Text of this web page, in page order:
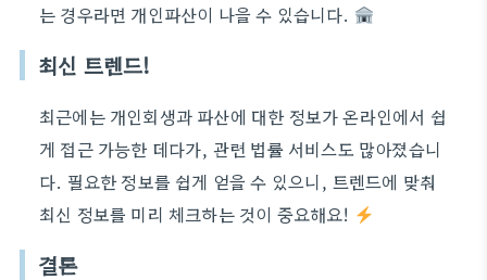
는 경우라면 개인파산이 나을 수 있습니다.
최신 트렌드!
최근에는 개인회생과 파산에 대한 정보가 온라인에서 쉽
게 접근 가능한 데다가, 관련 법률 서비스도 많아졌습니
다. 필요한 정보를 쉽게 얻을 수 있으니, 트렌드에 맞춰
최신 정보를 미리 체크하는 것이 중요해요!
결론